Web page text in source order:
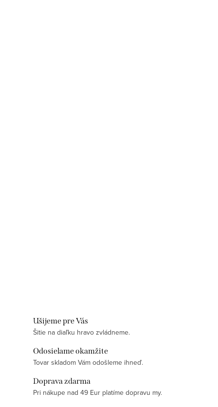
Ušijeme pre Vás
Šitie na diaľku hravo zvládneme.
Odosielame okamžite
Tovar skladom Vám odošleme ihneď.
Doprava zdarma
Pri nákupe nad 49 Eur platíme dopravu my.